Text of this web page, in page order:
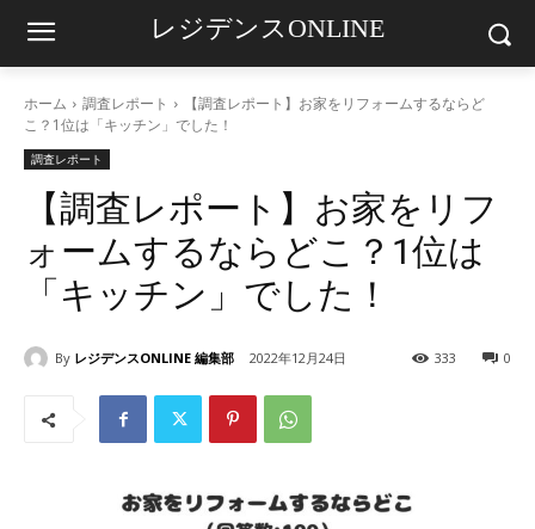
レジデンスONLINE
ホーム 調査レポート
【調査レポート】お家をリフォームするならど
こ？1位は「キッチン」でした！
調査レポート
【調査レポート】お家をリフ
ォームするならどこ？1位は
「キッチン」でした！
By レジデンスONLINE 編集部 2022年12月24日 0
333